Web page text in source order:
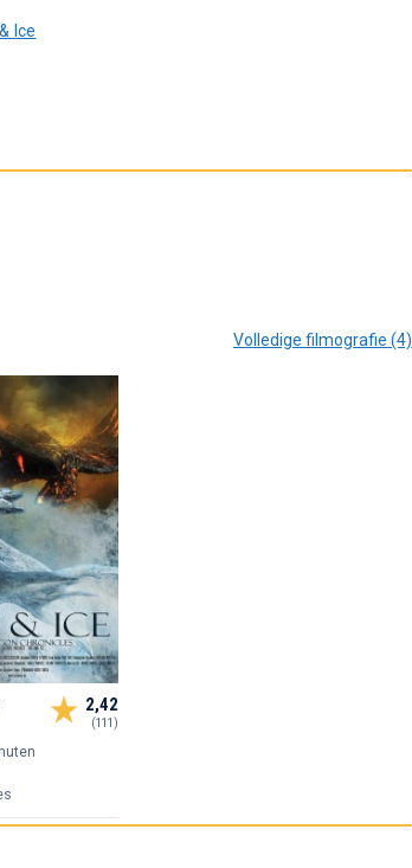
Ice
Volledige filmografie (4)
2,42
(111)
uten